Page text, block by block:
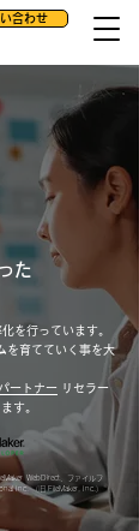
合わせ
た
を行っています。
を育てていく事を大
ートナー リセラー
す。
WebDirect、
ファイルフ
Inc. （旧 FileMaker, Inc.）